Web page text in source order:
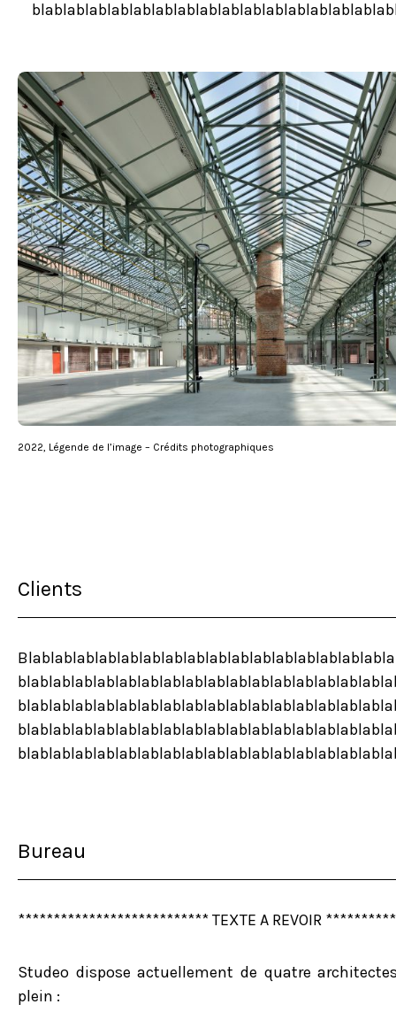
2022, Légende de l’image – Crédits photographiques
Clients
Bureau
*************************** TEXTE A REVOIR
Studeo dispose actuellement de quatre
plein :